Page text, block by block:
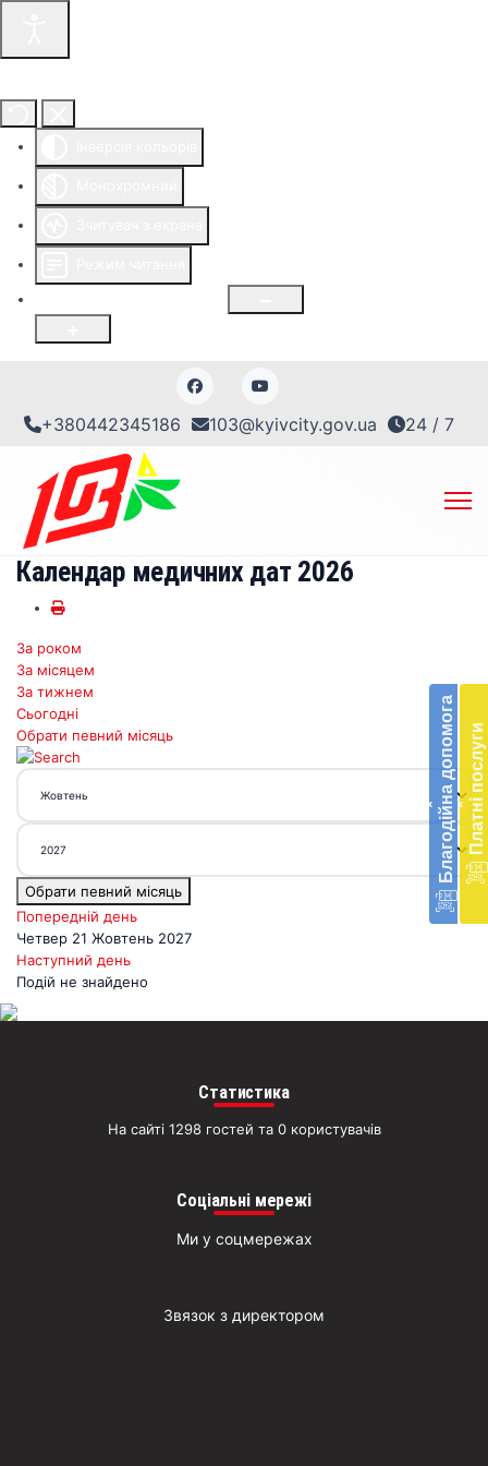
+380442345186 103@kyivcity.gov.ua 24 / 7
‹ Благодійна допомогав
‹ Платні послуги
Календар медичних дат 2026
За роком
За місяцем
За тижнем
Сьогодні
Обрати певний місяць
Обрати певний місяць
Попередній день
Четвер 21 Жовтень 2027
Наступний день
Подій не знайдено
Статистика
На сайті 1298 гостей та 0 користувачів
Соціальні мережі
Ми у соцмережах
Звязок з директором